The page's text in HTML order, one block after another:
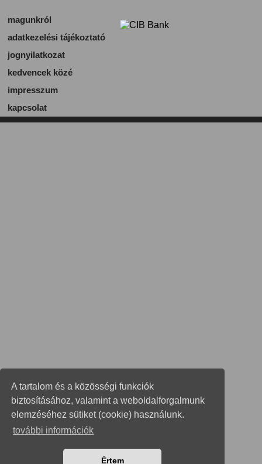
A tartalom és a közösségi funkciók
biztosításához, valamint a weboldalforgalmunk
elemzéséhez sütiket (cookie) használunk.
további információk
Értem
magunkról
adatkezelési tájékoztató
jognyilatkozat
kedvencek közé
impresszum
kapcsolat